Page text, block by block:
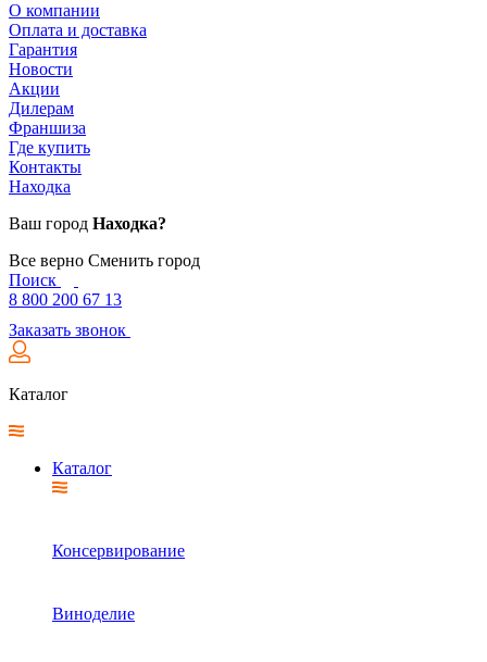
О компании
Оплата и доставка
Гарантия
Новости
Акции
Дилерам
Франшиза
Где купить
Контакты
Находка
Ваш город Находка?
Все верно Сменить город
Поиск
8 800 200 67 13
Заказать звонок
Каталог
Каталог
Консервирование
Виноделие